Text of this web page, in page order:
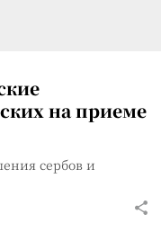
на приеме
сербов и